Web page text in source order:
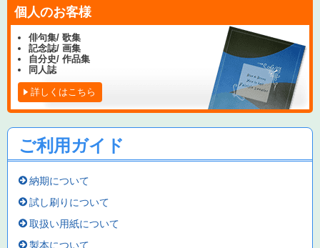
個人のお客様
俳句集/ 歌集
記念誌/ 画集
自分史/ 作品集
同人誌
詳しくはこちら
ご利用ガイド
納期について
試し刷りについて
取扱い用紙について
製本について